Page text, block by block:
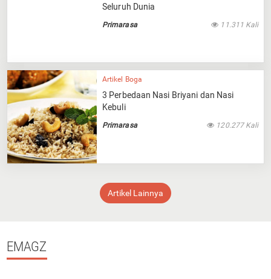
Seluruh Dunia
Primarasa 11.311 Kali
Artikel Boga
3 Perbedaan Nasi Briyani dan Nasi
Kebuli
Primarasa 120.277 Kali
Artikel Lainnya
EMAGZ